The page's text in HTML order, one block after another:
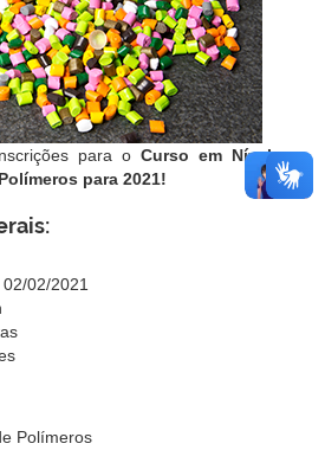
para o Curso em Nível
para 2021!
02/02/2021
Polímeros